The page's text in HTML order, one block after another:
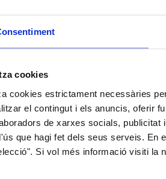
cookies
cookies estrictament necessàries
el contingut i els anuncis, oferir
de xarxes socials,
que hagi fet dels seus serveis. En
Si vol més informació visiti la